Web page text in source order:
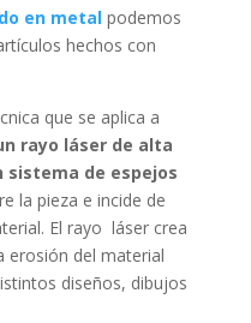
en metalpodemos
hechos con
que se aplica a
rayo láser de alta
sistema de espejos
la pieza e incide de
El rayo láser crea
erosión del material
diseños, dibujos